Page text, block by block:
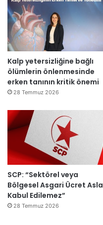
Kalp yetersizliğine bağlı
ölümlerin önlenmesinde
erken tanının kritik önemi
28 Temmuz 2026
SCP: “Sektörel veya
Bölgesel Asgari Ücret Asla
Kabul Edilemez”
28 Temmuz 2026